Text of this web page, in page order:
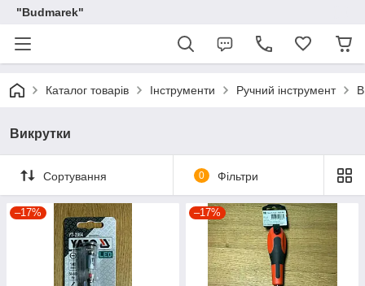
"Budmarek"
Каталог товарів Інструменти Ручний інструмент
Викрутки
Сортування 0 Фільтри
–17% –17%